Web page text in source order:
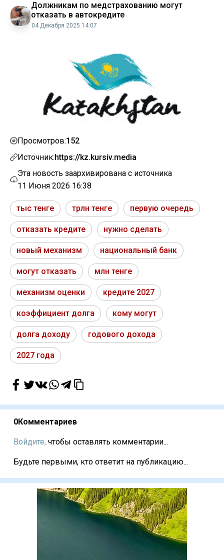
Должникам по медстрахованию могут
отказать в автокредите
04 Декабря 2025 14:07
Просмотров:152
Источник:https://kz.kursiv.media
Эта новость заархивирована с источника
11 Июня 2026 16:38
тыс тенге трлн тенге первую очередь
отказать кредите нужно сделать
новый механизм национальный банк
могут отказать млн тенге
механизм оценки кредите 2027
коэффициент долга кому могут
долга доходу годового дохода
2027 года
0Комментариев
Войдите, чтобы оставлять комментарии...
Будьте первыми, кто ответит на публикацию...